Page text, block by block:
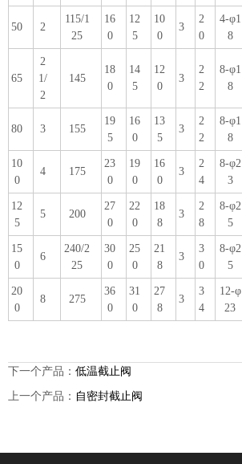
50 2
115/1
25
16
0
12
5
10
0
3
2
0
4-φ1
8
65
2
1/
2
145
18
0
14
5
12
0
3
2
2
8-φ1
8
80 3 155
19
5
16
0
13
5
3
2
2
8-φ1
8
10
0
4 175
23
0
19
0
16
0
3
2
4
8-φ2
3
12
5
5 200
27
0
22
0
18
8
3
2
8
8-φ2
5
15
0
6
240/2
25
30
0
25
0
21
8
3
3
0
8-φ2
5
20
0
8 275
36
0
31
0
27
8
3
3
4
12-φ
23
下一个产品： 低温截止阀
上一个产品： 自密封截止阀